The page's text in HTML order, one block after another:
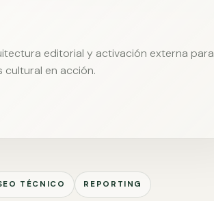
editorial y activación externa para
en acción.
TÉCNICO REPORTING